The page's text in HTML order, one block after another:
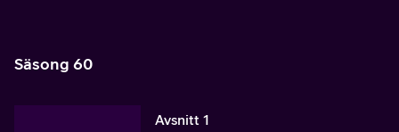
Säsong 60
Avsnitt 1